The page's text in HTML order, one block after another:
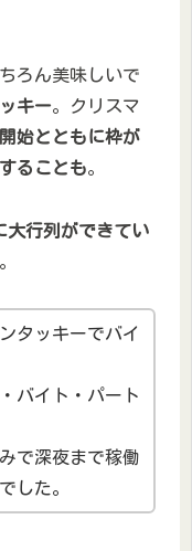
ろん美味しいで
キー。クリスマ
始とともに枠が
ることも。
大行列ができてい
タッキーでバイ
バイト・パート
で深夜まで稼働
した。